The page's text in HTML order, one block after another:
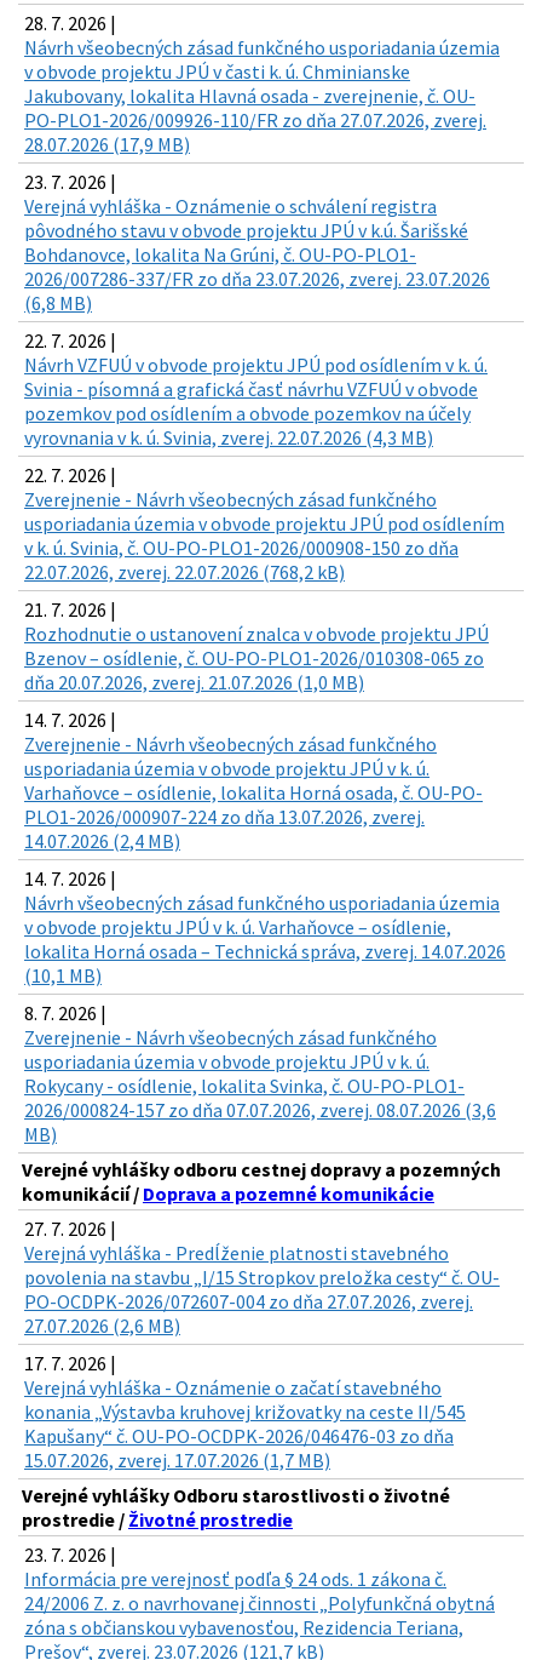
28. 7. 2026 |
Návrh všeobecných zásad funkčného usporiadania územia
v obvode projektu JPÚ v časti k. ú. Chminianske
Jakubovany, lokalita Hlavná osada - zverejnenie, č. OU-
PO-PLO1-2026/009926-110/FR zo dňa 27.07.2026, zverej.
28.07.2026 (17,9 MB)
23. 7. 2026 |
Verejná vyhláška - Oznámenie o schválení registra
pôvodného stavu v obvode projektu JPÚ v k.ú. Šarišské
Bohdanovce, lokalita Na Grúni, č. OU-PO-PLO1-
2026/007286-337/FR zo dňa 23.07.2026, zverej. 23.07.2026
(6,8 MB)
22. 7. 2026 |
Návrh VZFUÚ v obvode projektu JPÚ pod osídlením v k. ú.
Svinia - písomná a grafická časť návrhu VZFUÚ v obvode
pozemkov pod osídlením a obvode pozemkov na účely
vyrovnania v k. ú. Svinia, zverej. 22.07.2026 (4,3 MB)
22. 7. 2026 |
Zverejnenie - Návrh všeobecných zásad funkčného
usporiadania územia v obvode projektu JPÚ pod osídlením
v k. ú. Svinia, č. OU-PO-PLO1-2026/000908-150 zo dňa
22.07.2026, zverej. 22.07.2026 (768,2 kB)
21. 7. 2026 |
Rozhodnutie o ustanovení znalca v obvode projektu JPÚ
Bzenov – osídlenie, č. OU-PO-PLO1-2026/010308-065 zo
dňa 20.07.2026, zverej. 21.07.2026 (1,0 MB)
14. 7. 2026 |
Zverejnenie - Návrh všeobecných zásad funkčného
usporiadania územia v obvode projektu JPÚ v k. ú.
Varhaňovce – osídlenie, lokalita Horná osada, č. OU-PO-
PLO1-2026/000907-224 zo dňa 13.07.2026, zverej.
14.07.2026 (2,4 MB)
14. 7. 2026 |
Návrh všeobecných zásad funkčného usporiadania územia
v obvode projektu JPÚ v k. ú. Varhaňovce – osídlenie,
lokalita Horná osada – Technická správa, zverej. 14.07.2026
(10,1 MB)
8. 7. 2026 |
Zverejnenie - Návrh všeobecných zásad funkčného
usporiadania územia v obvode projektu JPÚ v k. ú.
Rokycany - osídlenie, lokalita Svinka, č. OU-PO-PLO1-
2026/000824-157 zo dňa 07.07.2026, zverej. 08.07.2026 (3,6
MB)
Verejné vyhlášky odboru cestnej dopravy a pozemných
komunikácií / Doprava a pozemné komunikácie
27. 7. 2026 |
Verejná vyhláška - Predĺženie platnosti stavebného
povolenia na stavbu „I/15 Stropkov preložka cesty“ č. OU-
PO-OCDPK-2026/072607-004 zo dňa 27.07.2026, zverej.
27.07.2026 (2,6 MB)
17. 7. 2026 |
Verejná vyhláška - Oznámenie o začatí stavebného
konania „Výstavba kruhovej križovatky na ceste II/545
Kapušany“ č. OU-PO-OCDPK-2026/046476-03 zo dňa
15.07.2026, zverej. 17.07.2026 (1,7 MB)
Verejné vyhlášky Odboru starostlivosti o životné
prostredie / Životné prostredie
23. 7. 2026 |
Informácia pre verejnosť podľa § 24 ods. 1 zákona č.
24/2006 Z. z. o navrhovanej činnosti „Polyfunkčná obytná
zóna s občianskou vybavenosťou, Rezidencia Teriana,
Prešov“, zverej. 23.07.2026 (121,7 kB)